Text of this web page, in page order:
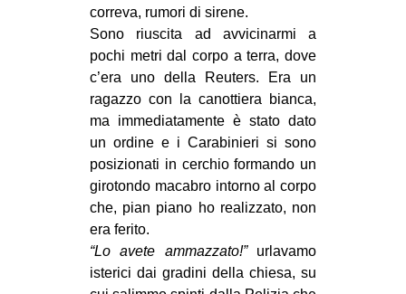
correva, rumori di sirene.
Sono riuscita ad avvicinarmi a
pochi metri dal corpo a terra, dove
c’era uno della Reuters. Era un
ragazzo con la canottiera bianca,
ma immediatamente è stato dato
un ordine e i Carabinieri si sono
posizionati in cerchio formando un
girotondo macabro intorno al corpo
che, pian piano ho realizzato, non
era ferito.
“Lo avete ammazzato!”urlavamo
isterici dai gradini della chiesa, su